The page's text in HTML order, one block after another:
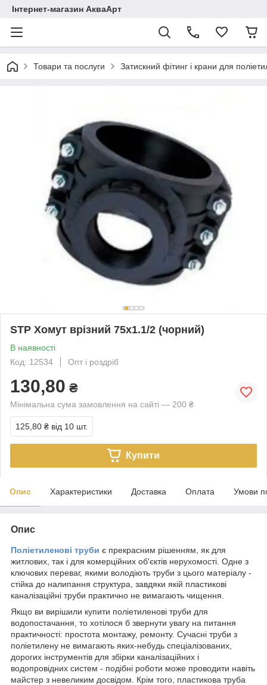
Інтернет-магазин АкваАрт
Товари та послуги Затискний фітинг і крани для
STP Хомут врізний 75х1.1/2 (чорний)
В наявності
Код: 12534
Опт і роздріб
130,80 ₴
Мінімальна сума замовлення на сайті — 200 ₴
125,80 ₴ від 10 шт.
Купити
Опис Характеристики Доставка Оплата Умови
Опис
Поліетиленові труби є прекрасним рішенням, як для
житлових, так і для комерційних об'єктів нерухомості. Одне з
ключових переваг, якими володіють труби з цього матеріалу -
стійка до налипання структура, завдяки якій пластикові
каналізаційні труби практично не вимагають чищення.
Якщо ви вирішили купити поліетиленові труби для
водопостачання, то хотілося б звернути увагу на питання
практичності: простота монтажу, ремонту. Сучасні труби з
поліетилену не вимагають яких-небудь спеціалізованих,
дорогих інструментів для збірки каналізаційних і
водопровідних систем - подібні роботи може проводити навіть
майстер з невеликим досвідом. Крім того, пластикова труба